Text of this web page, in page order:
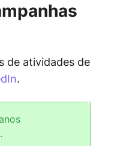
de atividades de
.